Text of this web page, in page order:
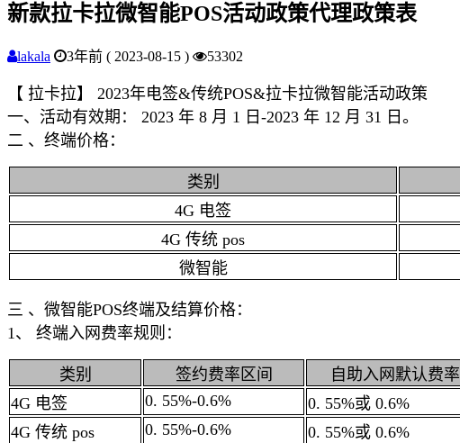
新款拉卡拉微智能POS活动政策代理政策表
lakala 3年前 ( 2023-08-15 ) 53302
【 拉卡拉】 2023年电签&传统POS&拉卡拉微智能活动政策
一、活动有效期： 2023 年 8 月 1 日-2023 年 12 月 31 日。
二 、终端价格：
类别
4G 电签
4G 传统 pos
微智能
三 、 微智能POS终端及结算价格：
1、 终端入网费率规则：
类别 签约费率区间 自助入网默认费率
4G 电签
0. 55%-0.6% 0. 55%或 0.6%
4G 传统 pos
0. 55%-0.6% 0. 55%或 0.6%